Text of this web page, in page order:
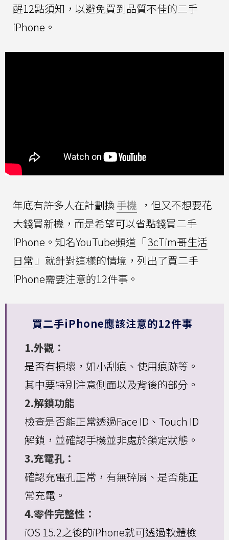
醒12點須知，以避免買到品質不佳的二手
iPhone。
年底有許多人在計劃換手機 ，但又不想要花
大錢買新機，而是希望可以省點錢買二手
iPhone。知名YouTube頻道「3cTim哥生活
日常 」就針對這樣的情境，列出了買二手
iPhone需要注意的12件事。
買二手iPhone應該注意的12件事
1.外觀：
是否有損壞，如小刮痕、使用痕跡等。
其中要特別注意側面以及背後的部分。
2.解鎖功能
檢查是否能正常透過Face ID、Touch ID
解鎖，並確認手機並非處於鎖定狀態。
3.充電孔：
確認充電孔正常，有無碎屑、是否能正
常充電。
4.零件完整性：
iOS 15.2之後的iPhone就可透過軟體檢